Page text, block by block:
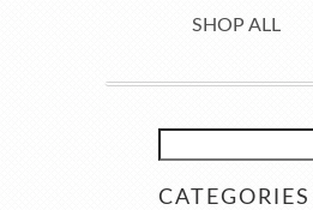
SHOP ALL
CATEGORIES